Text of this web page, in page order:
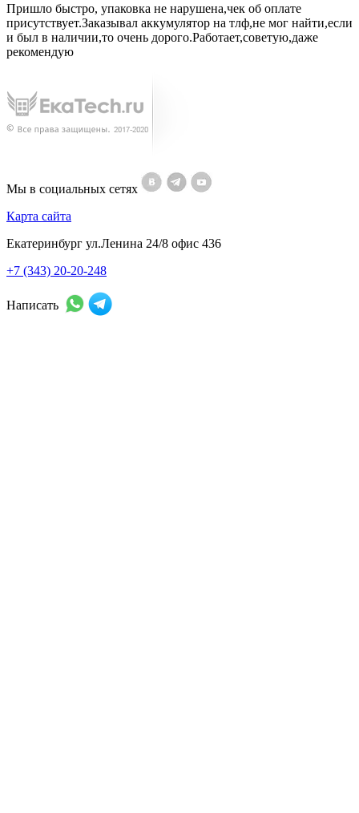
Пришло быстро, упаковка не нарушена,чек об оплате
присутствует.Заказывал аккумулятор на тлф,не мог найти,если
и был в наличии,то очень дорого.Работает,советую,даже
рекомендую
Мы в социальных сетях
Карта сайта
Екатеринбург ул.Ленина 24/8 офис 436
+7 (343) 20-20-248
Написать